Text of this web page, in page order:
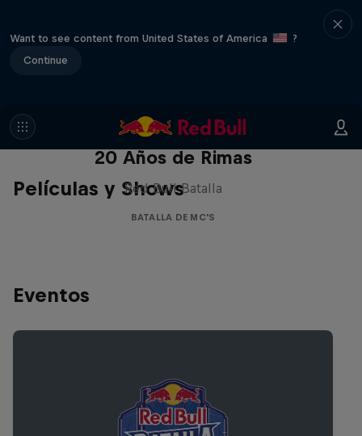
Want to see content from United States of America
?
Continue
Películas y Shows
Red Bull Batalla Nueva Historia:
20 Años de Rimas
Red Bull Batalla
BATALLA DE MC'S
Eventos